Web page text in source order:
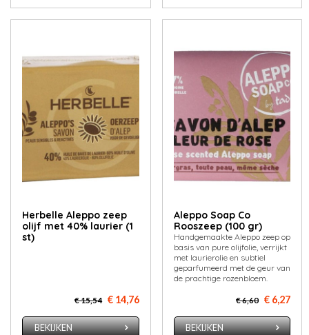
Herbelle Aleppo zeep
olijf met 40% laurier (1
st)
€ 15,54 € 14,76
BEKIJKEN
Aleppo Soap Co
Rooszeep (100 gr)
Handgemaakte Aleppo zeep op
basis van pure olijfolie, verrijkt
met laurierolie en subtiel
geparfumeerd met de geur van
de prachtige rozenbloem.
€ 6,60 € 6,27
BEKIJKEN